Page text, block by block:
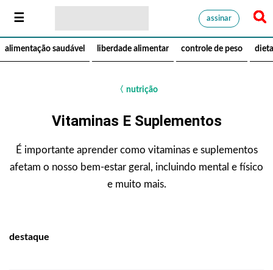
assinar
alimentação saudável liberdade alimentar controle de peso
〈 nutrição
Vitaminas E Suplementos
É importante aprender como vitaminas e suplementos
afetam o nosso bem-estar geral, incluindo mental e físico
e muito mais.
destaque